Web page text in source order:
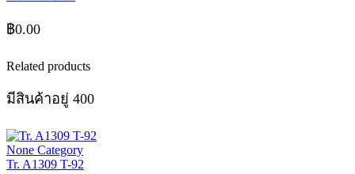
฿0.00
Related products
มีสินค้าอยู่ 400
None Category
Tr. A1309 T-92